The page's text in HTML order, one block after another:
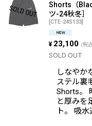
Shorts（
ツ-24秋冬］
[CTE-24S133]
¥ 23,100 (税
SOLD OUT
しなやか
ステル裏
Shorts。
と厚みを
ト。 吸